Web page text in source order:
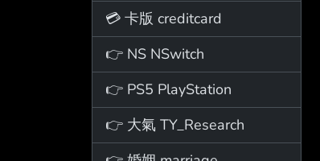
💳 卡版 creditcard
👉 NS NSwitch
👉 PS5 PlayStation
👉 大氣 TY_Research